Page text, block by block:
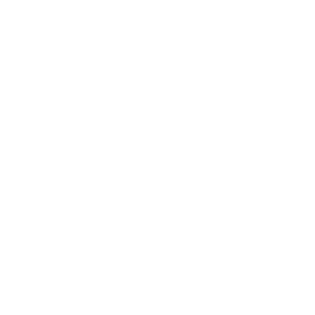
Reservar
Reservar